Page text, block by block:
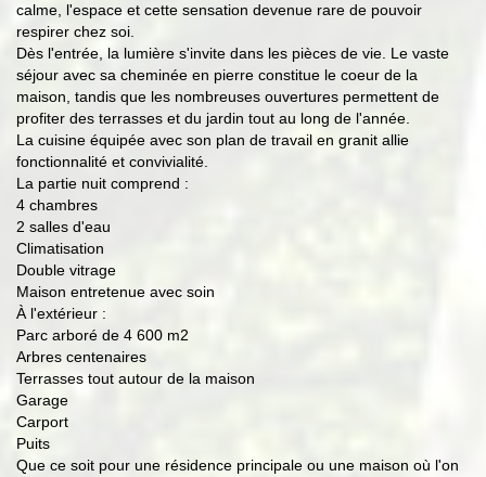
calme, l'espace et cette sensation devenue rare de pouvoir
respirer chez soi.
Dès l'entrée, la lumière s'invite dans les pièces de vie. Le vaste
séjour avec sa cheminée en pierre constitue le coeur de la
maison, tandis que les nombreuses ouvertures permettent de
profiter des terrasses et du jardin tout au long de l'année.
La cuisine équipée avec son plan de travail en granit allie
fonctionnalité et convivialité.
La partie nuit comprend :
4 chambres
2 salles d'eau
Climatisation
Double vitrage
Maison entretenue avec soin
À l'extérieur :
Parc arboré de 4 600 m2
Arbres centenaires
Terrasses tout autour de la maison
Garage
Carport
Puits
Que ce soit pour une résidence principale ou une maison où l'on